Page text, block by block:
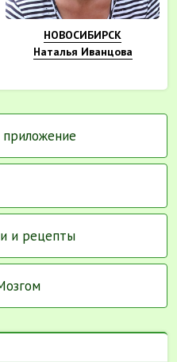
НОВОСИБИРСК
Наталья Иванцова
и рецепты